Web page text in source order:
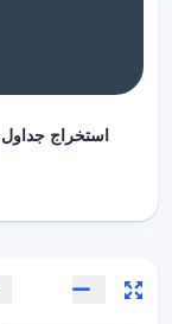
استخراج